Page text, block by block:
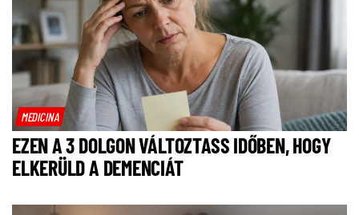
MEDICINA
EZEN A 3 DOLGON VÁLTOZTASS IDŐBEN, HOGY
ELKERÜLD A DEMENCIÁT